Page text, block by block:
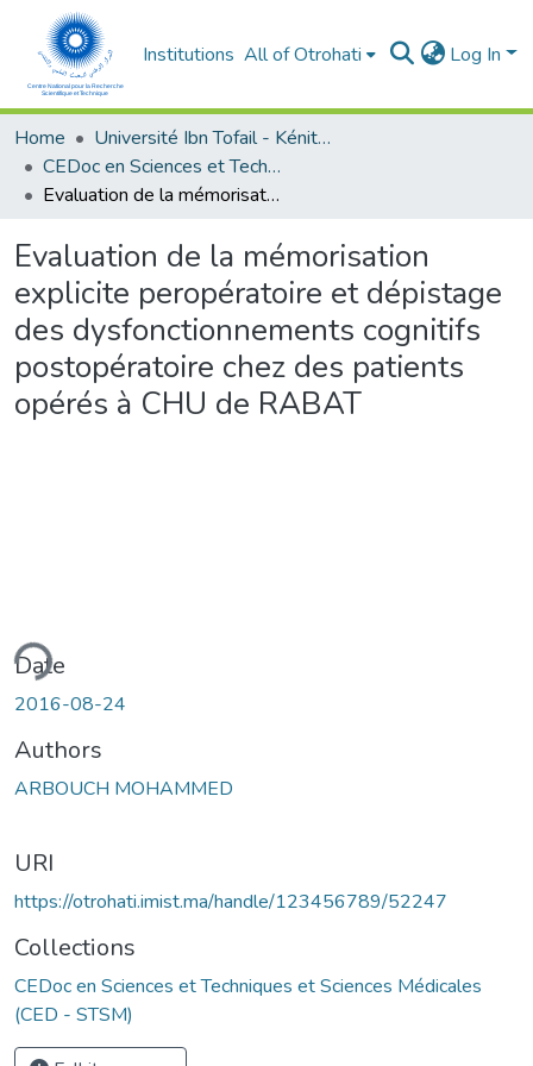
Institutions All of Otrohati Log In
Home
Université Ibn Tofail - Kénitra
CEDoc en Sciences et Techniques et Sciences Médicales (CED - STSM)
Evaluation de la mémorisation explicite peropératoire et dépistage des dysfonctionnements cognitifs postopératoire chez des patients opérés à CHU de RABAT
Evaluation de la mémorisation
explicite peropératoire et dépistage
des dysfonctionnements cognitifs
postopératoire chez des patients
opérés à CHU de RABAT
Date
2016-08-24
Authors
ARBOUCH MOHAMMED
URI
https://otrohati.imist.ma/handle/123456789/52247
Collections
CEDoc en Sciences et Techniques et Sciences Médicales
(CED - STSM)